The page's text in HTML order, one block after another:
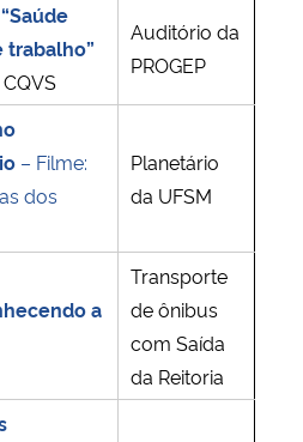
trabalho”
Auditório da
PROGEP
– Filme:
dos
Planetário
da UFSM
a
Transporte
de ônibus
com Saída
da Reitoria